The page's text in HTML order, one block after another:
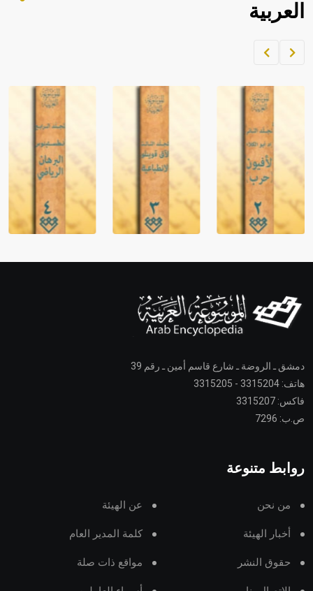
العربية
دمشق ـ الروضة ـ شارع قاسم أمين ـ رقم 39
هاتف: 3315204 - 3315205
فاكس: 3315207
ص.ب: 7296
روابط متنوعة
من نحن عن الهيئة
أخبار الهيئة كلمة المدير العام
حقوق النشر مواقع ذات صلة